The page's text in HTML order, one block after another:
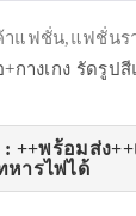
าแฟชั่น,แฟชั่นร
+กางเกง รัดรู
++พร้อมส่ง
หารไพ่ได้